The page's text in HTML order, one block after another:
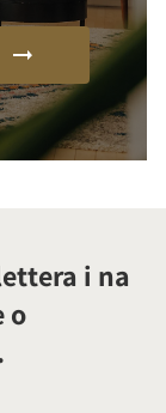
i na
o